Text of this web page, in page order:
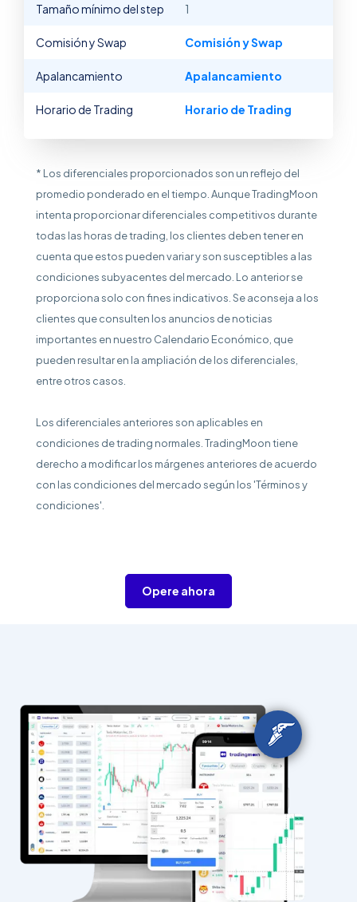
Tamaño mínimo del step 1
Comisión y Swap Comisión y Swap
Apalancamiento Apalancamiento
Horario de Trading Horario de Trading
* Los diferenciales proporcionados son un reflejo del
promedio ponderado en el tiempo. Aunque TradingMoon
intenta proporcionar diferenciales competitivos durante
todas las horas de trading, los clientes deben tener en
cuenta que estos pueden variar y son susceptibles a las
condiciones subyacentes del mercado. Lo anterior se
proporciona solo con fines indicativos. Se aconseja a los
clientes que consulten los anuncios de noticias
importantes en nuestro Calendario Económico, que
pueden resultar en la ampliación de los diferenciales,
entre otros casos.
Los diferenciales anteriores son aplicables en
condiciones de trading normales. TradingMoon tiene
derecho a modificar los márgenes anteriores de acuerdo
con las condiciones del mercado según los 'Términos y
condiciones'.
Opere ahora